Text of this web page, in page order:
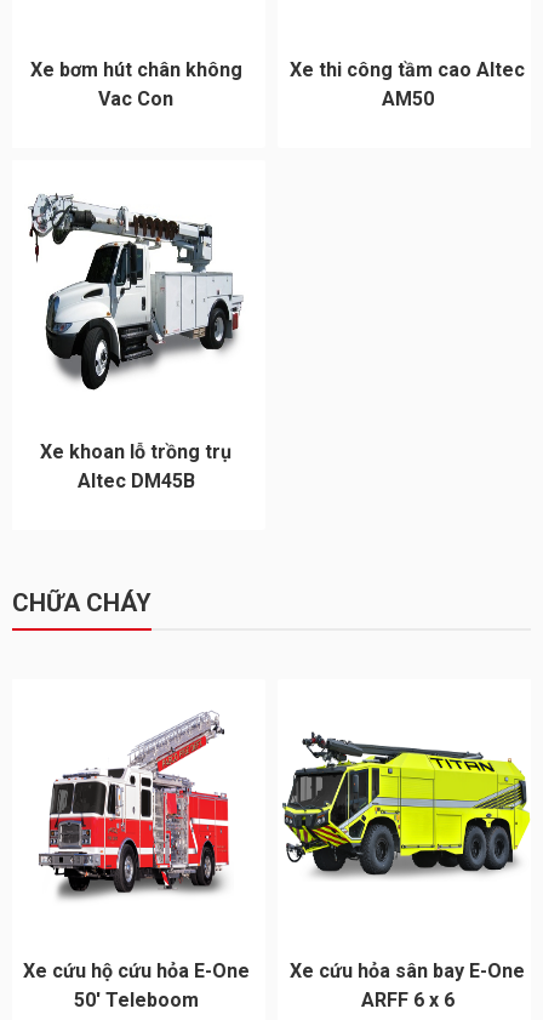
Xe bơm hút chân không
Vac Con
Xe thi công tầm cao Altec
AM50
Xe khoan lỗ trồng trụ
Altec DM45B
CHỮA CHÁY
Xe cứu hộ cứu hỏa E-One
50′ Teleboom
Xe cứu hỏa sân bay E-One
ARFF 6 x 6